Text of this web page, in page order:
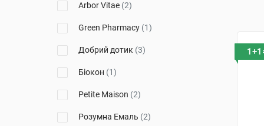
Arbor Vitae (2)
Green Pharmacy (1)
Добрий дотик (3)
Біокон (1)
Petite Maison (2)
Розумна Емаль (2)